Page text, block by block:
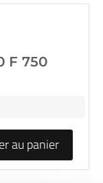
F 750
au panier